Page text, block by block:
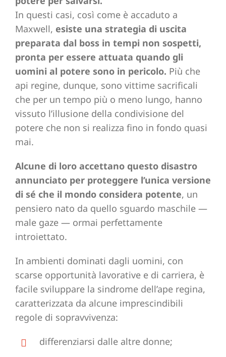
In questi casi, così come è accaduto a
Maxwell, esiste una strategia di uscita
preparata dal boss in tempi non sospetti,
pronta per essere attuata quando gli
uomini al potere sono in pericolo. Più che
api regine, dunque, sono vittime sacrificali
che per un tempo più o meno lungo, hanno
vissuto l’illusione della condivisione del
potere che non si realizza fino in fondo quasi
mai.
Alcune di loro accettano questo disastro
annunciato per proteggere l’unica versione
di sé che il mondo considera potente, un
pensiero nato da quello sguardo maschile —
male gaze — ormai perfettamente
introiettato.
In ambienti dominati dagli uomini, con
scarse opportunità lavorative e di carriera, è
facile sviluppare la sindrome dell’ape regina,
caratterizzata da alcune imprescindibili
regole di sopravvivenza:
differenziarsi dalle altre donne;